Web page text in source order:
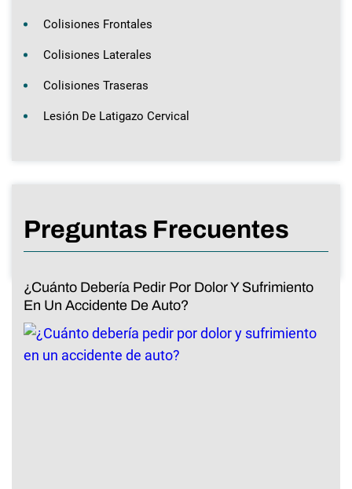
Colisiones Frontales
Colisiones Laterales
Colisiones Traseras
Lesión De Latigazo Cervical
Preguntas Frecuentes
¿Cuánto Debería Pedir Por Dolor Y Sufrimiento
En Un Accidente De Auto?